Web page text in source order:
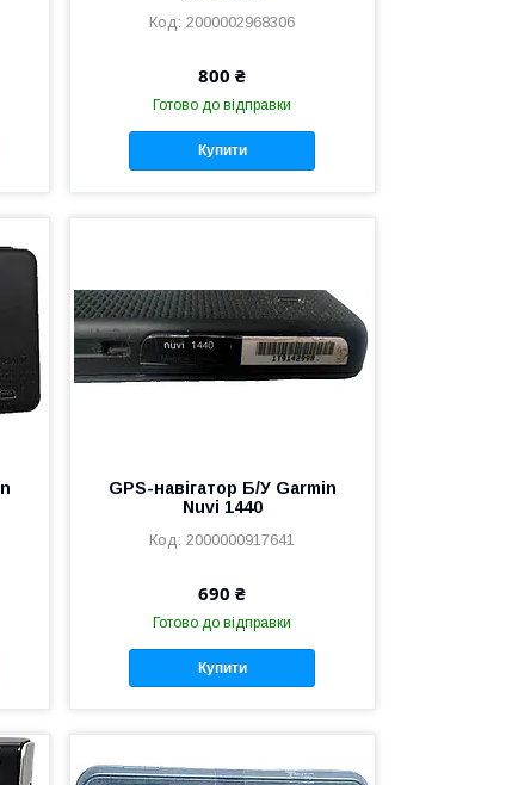
2000002968306
800 ₴
Готово до відправки
Купити
GPS-навігатор Б/У Garmin
Nuvi 1440
2000000917641
690 ₴
Готово до відправки
Купити